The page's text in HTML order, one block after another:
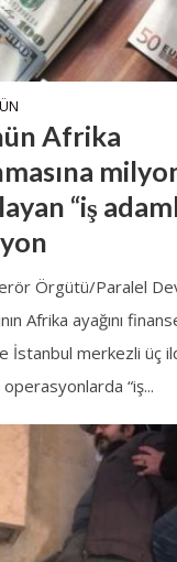
Afrika
“iş
Örgütü/Paralel
Afrika ayağını
İstanbul merkezli üç
“iş...